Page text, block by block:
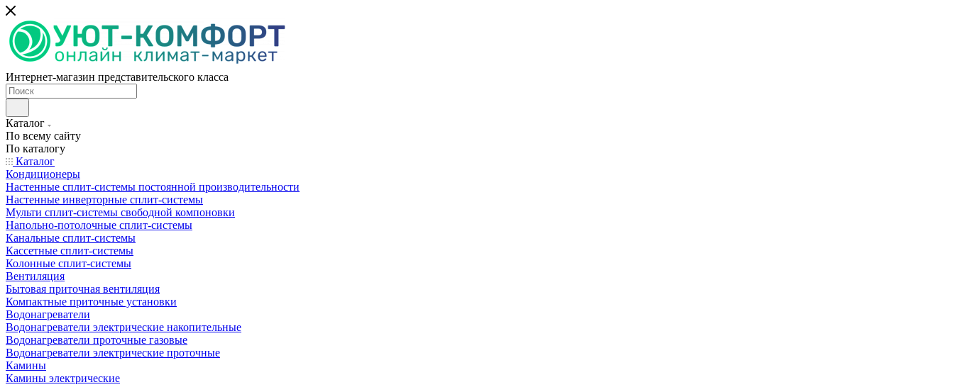
Интернет-магазин представительского класса
Каталог
По всему сайту
По каталогу
Каталог
Кондиционеры
Настенные сплит-системы постоянной производительности
Настенные инверторные сплит-системы
Мульти сплит-системы свободной компоновки
Напольно-потолочные сплит-системы
Канальные сплит-системы
Кассетные сплит-системы
Колонные сплит-системы
Вентиляция
Бытовая приточная вентиляция
Компактные приточные установки
Водонагреватели
Водонагреватели электрические накопительные
Водонагреватели проточные газовые
Водонагреватели электрические проточные
Камины
Камины электрические